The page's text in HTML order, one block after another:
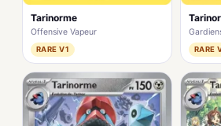
Tarinorme
Offensive Vapeur
RARE V1 RARE